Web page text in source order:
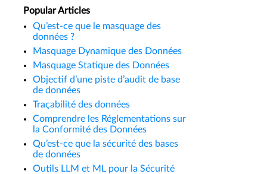
Popular Articles
Qu’est-ce que le masquage des
données ?
Masquage Dynamique des Données
Masquage Statique des Données
Objectif d’une piste d’audit de base
de données
Traçabilité des données
Comprendre les Réglementations sur
la Conformité des Données
Qu’est-ce que la sécurité des bases
de données
Outils LLM et ML pour la Sécurité